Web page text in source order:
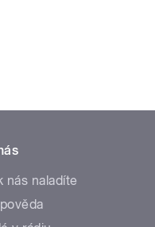
nás naladíte